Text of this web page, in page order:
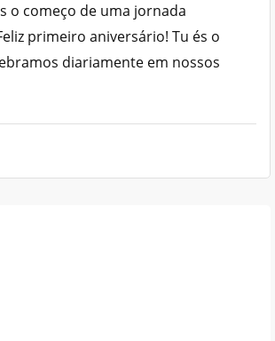
o começo de uma jornada
primeiro aniversário! Tu és o
diariamente em nossos